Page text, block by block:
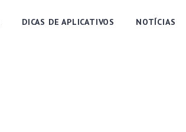
DICAS DE APLICATIVOS NOTÍCIAS